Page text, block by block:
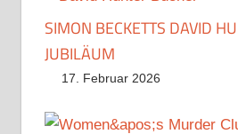
SIMON BECKETTS DAVID
JUBILÄUM
17. Februar 2026